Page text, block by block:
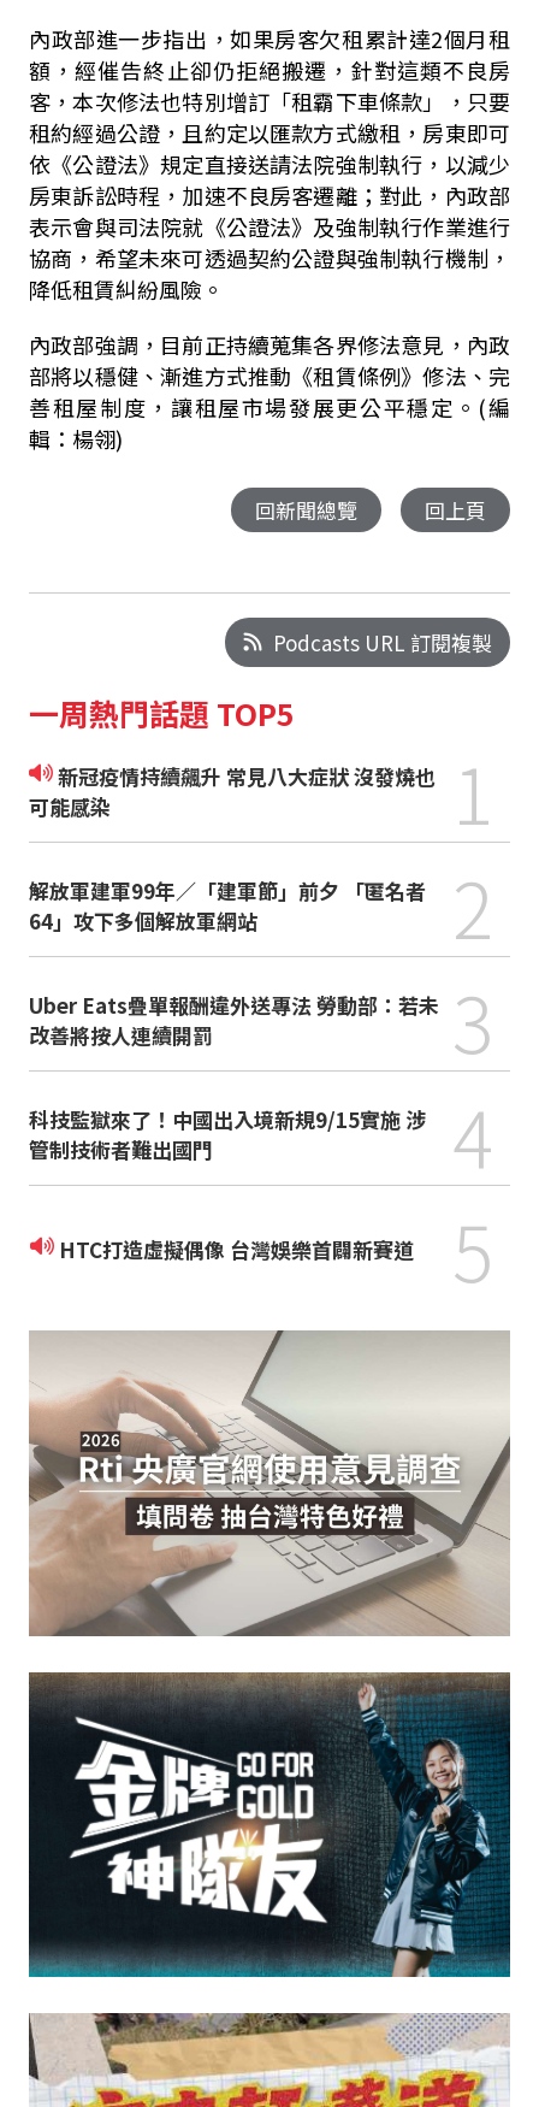
內政部進一步指出，如果房客欠租累計達2個月租
額，經催告終止卻仍拒絕搬遷，針對這類不良房
客，本次修法也特別增訂「租霸下車條款」，只要
租約經過公證，且約定以匯款方式繳租，房東即可
依《公證法》規定直接送請法院強制執行，以減少
房東訴訟時程，加速不良房客遷離；對此，內政部
表示會與司法院就《公證法》及強制執行作業進行
協商，希望未來可透過契約公證與強制執行機制，
降低租賃糾紛風險。
內政部強調，目前正持續蒐集各界修法意見，內政
部將以穩健、漸進方式推動《租賃條例》修法、完
善租屋制度，讓租屋市場發展更公平穩定。(編
輯：楊翎)
回新聞總覽 回上頁
Podcasts URL 訂閱複製
一周熱門話題 TOP5
新冠疫情持續飆升 常見八大症狀 沒發燒也
可能感染
1
解放軍建軍99年／「建軍節」前夕 「匿名者
64」攻下多個解放軍網站
2
Uber Eats疊單報酬違外送專法 勞動部：若未
改善將按人連續開罰
3
科技監獄來了！中國出入境新規9/15實施 涉
管制技術者難出國門
4
HTC打造虛擬偶像 台灣娛樂首闢新賽道 5